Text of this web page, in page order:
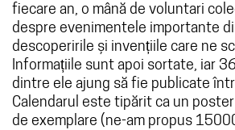
fiecare an, o mână de voluntari
despre evenimentele importante
descoperirile și invențiile care ne
Informațiile sunt apoi sortate, iar
dintre ele ajung să fie publicate
Calendarul este tipărit ca un
de exemplare (ne-am propus